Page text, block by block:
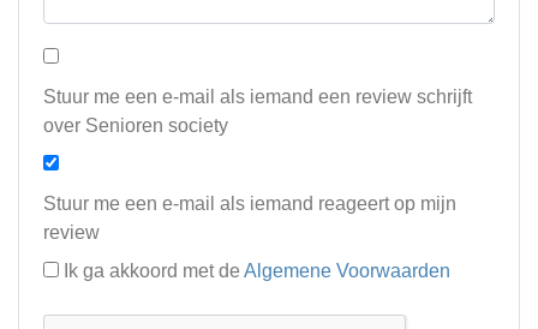
Stuur me een e-mail als iemand een review schrijft
over Senioren society
Stuur me een e-mail als iemand reageert op mijn
review
Ik ga akkoord met de Algemene Voorwaarden